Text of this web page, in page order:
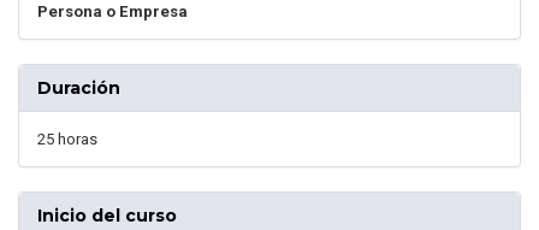
Persona o Empresa
Duración
25 horas
Inicio del curso